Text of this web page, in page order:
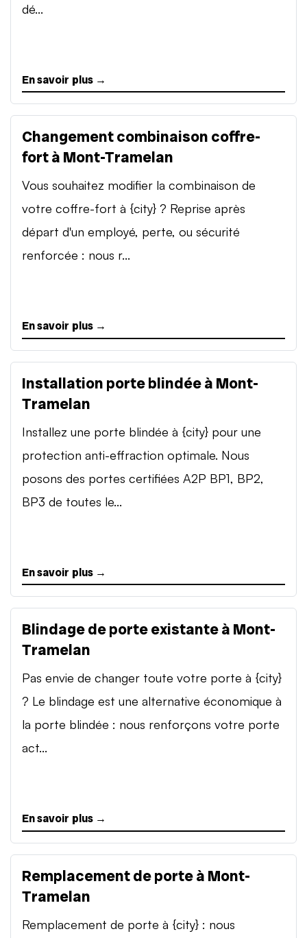
dé...
En savoir plus →
Changement combinaison coffre-
fort à Mont-Tramelan
Vous souhaitez modifier la combinaison de
votre coffre-fort à {city} ? Reprise après
départ d'un employé, perte, ou sécurité
renforcée : nous r...
En savoir plus →
Installation porte blindée à Mont-
Tramelan
Installez une porte blindée à {city} pour une
protection anti-effraction optimale. Nous
posons des portes certifiées A2P BP1, BP2,
BP3 de toutes le...
En savoir plus →
Blindage de porte existante à Mont-
Tramelan
Pas envie de changer toute votre porte à {city}
? Le blindage est une alternative économique à
la porte blindée : nous renforçons votre porte
act...
En savoir plus →
Remplacement de porte à Mont-
Tramelan
Remplacement de porte à {city} : nous